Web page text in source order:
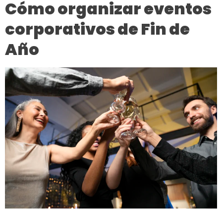
Cómo organizar eventos
corporativos de Fin de
Año